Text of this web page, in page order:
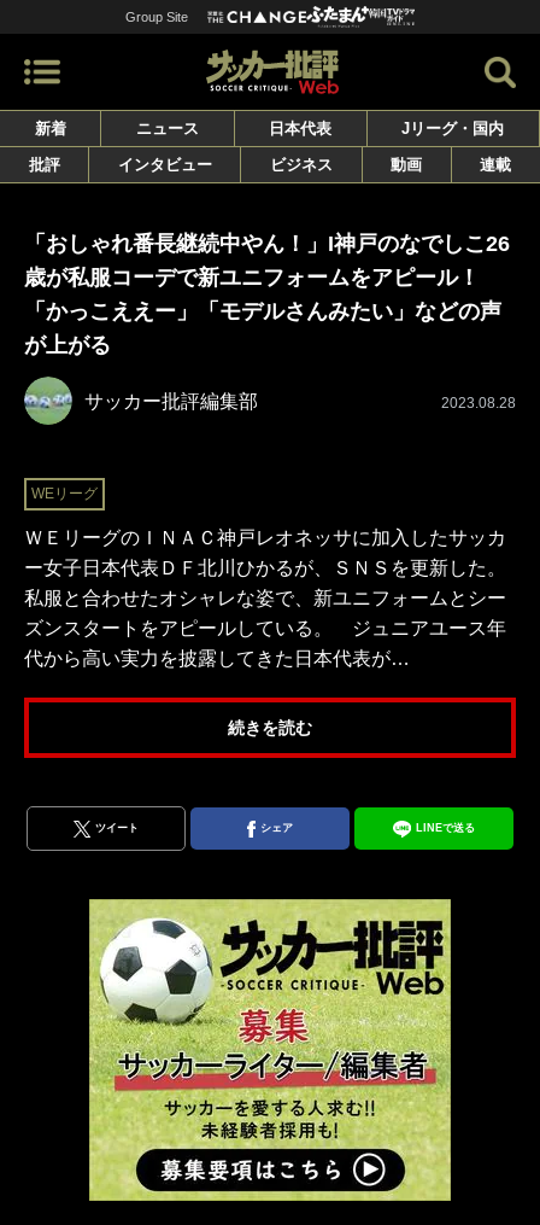
Group Site
新着 ニュース 日本代表
Jリーグ・国内
批評
インタビュー ビジネス 動画 連載
「おしゃれ番長継続中やん！」I神戸のなでしこ26
歳が私服コーデで新ユニフォームをアピール！
「かっこええー」「モデルさんみたい」などの声
が上がる
サッカー批評編集部 2023.08.28
WEリーグ
ＷＥリーグのＩＮＡＣ神戸レオネッサに加入したサッカ
ー女子日本代表ＤＦ北川ひかるが、ＳＮＳを更新した。
私服と合わせたオシャレな姿で、新ユニフォームとシー
ズンスタートをアピールしている。 ジュニアユース年
代から高い実力を披露してきた日本代表が…
続きを読む
ツイート シェア LINEで送る